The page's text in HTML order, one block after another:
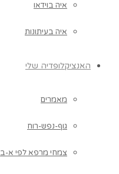
איה בוידאו
איה בעיתונות
האנציקלופדיה שלי
מאמרים
גוף-נפש-רוח
צמחי מרפא לפי א-ב